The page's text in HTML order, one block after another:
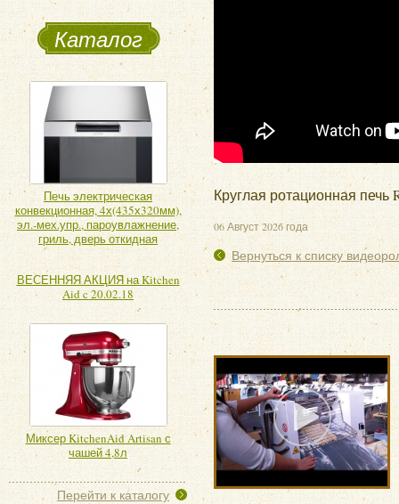
Каталог
Печь электрическая
конвекционная, 4х(435х320мм),
эл.-мех.упр., пароувлажнение,
гриль, дверь откидная
ВЕСЕННЯЯ АКЦИЯ на Kitchen
Aid c 20.02.18
Миксер KitchenAid Artisan с
чашей 4,8л
Перейти к каталогу
Круглая ротационная печь
06 Август 2026 года
Вернуться к списку